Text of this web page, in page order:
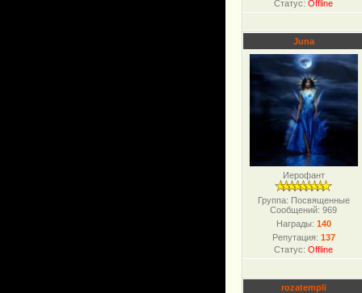
Статус:Offline
Juna
Иерофант
Группа: Посвященные
Сообщений:969
Награды: 140
Репутация: 137
Статус:Offline
rozatempli